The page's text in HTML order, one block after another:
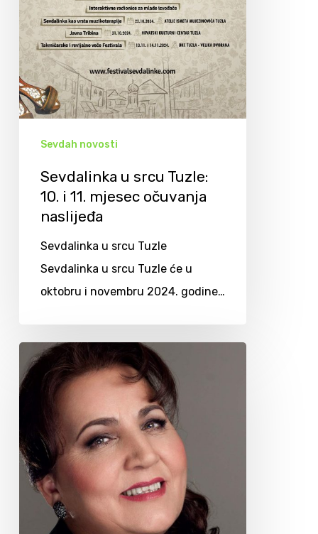
Sevdah novosti
Sevdalinka u srcu Tuzle:
10. i 11. mjesec očuvanja
naslijeđa
Sevdalinka u srcu Tuzle
Sevdalinka u srcu Tuzle će u
oktobru i novembru 2024. godine…